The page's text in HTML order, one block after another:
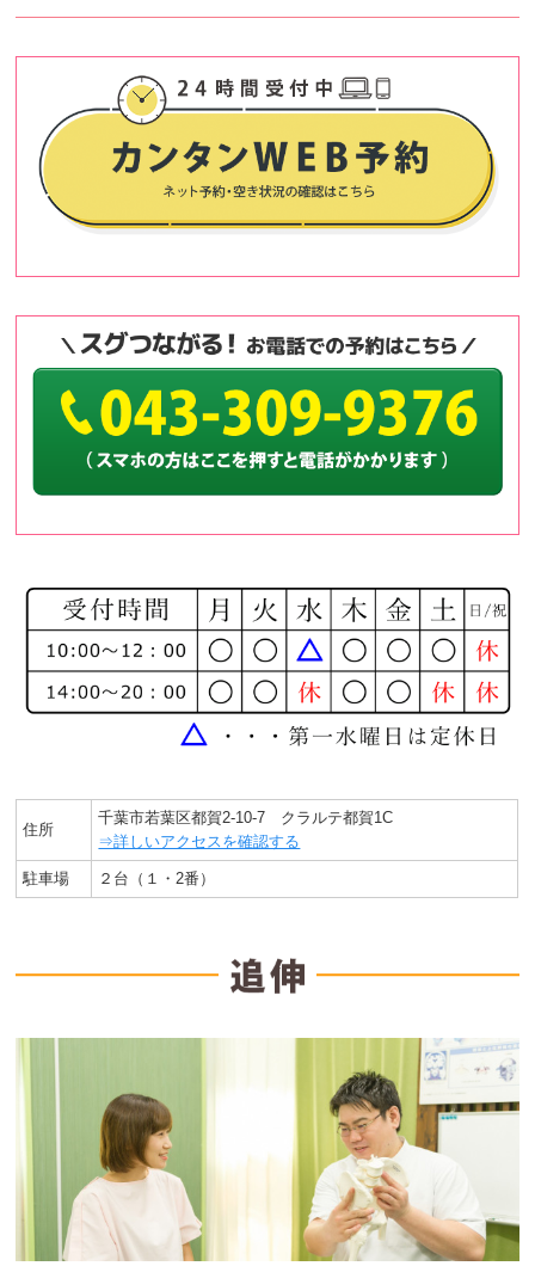
住所
千葉市若葉区都賀2-10-7 クラルテ都賀1C
⇒詳しいアクセスを確認する
駐車場 ２台（１・2番）